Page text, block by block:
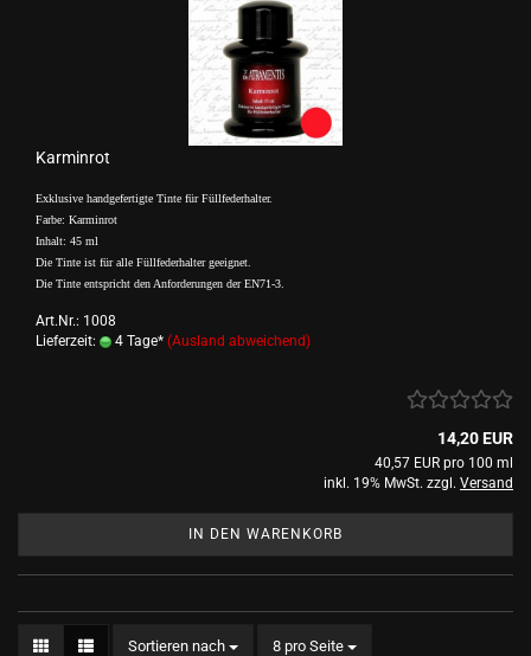
Karminrot
Exklusive handgefertigte Tinte für Füllfederhalter.
Farbe: Karminrot
Inhalt: 45 ml
Die Tinte ist für alle Füllfederhalter geeignet.
Die Tinte entspricht den Anforderungen der EN71-3.
Art.Nr.: 1008
Lieferzeit:
4 Tage* (Ausland abweichend)
14,20 EUR
40,57 EUR pro 100 ml
inkl. 19% MwSt. zzgl. Versand
IN DEN WARENKORB
Sortieren nach
Sortieren nach 8 pro Seite
pro Seite